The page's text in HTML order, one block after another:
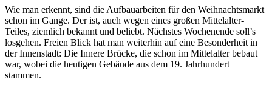
Wie man erkennt, sind die Aufbauarbeiten für den Weihnachtsmarkt
schon im Gange. Der ist, auch wegen eines großen Mittelalter-
Teiles, ziemlich bekannt und beliebt. Nächstes Wochenende soll’s
losgehen. Freien Blick hat man weiterhin auf eine Besonderheit in
der Innenstadt: Die Innere Brücke, die schon im Mittelalter bebaut
war, wobei die heutigen Gebäude aus dem 19. Jahrhundert
stammen.